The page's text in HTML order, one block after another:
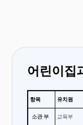
어린이집
항목 유치원
소관 부
교육부